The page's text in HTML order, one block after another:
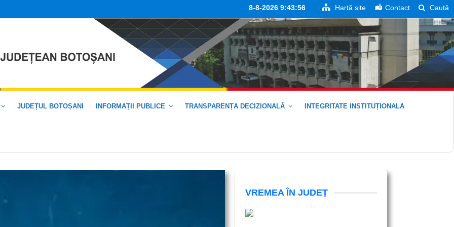
8-8-2026 9:43:56 Hartă site Contact Caută
JUDEȚUL BOTOȘANI INFORMAȚII PUBLICE TRANSPARENȚA DECIZIONALĂ INTEGRITATE INSTITUȚIONALA
VREMEA ÎN JUDEȚ